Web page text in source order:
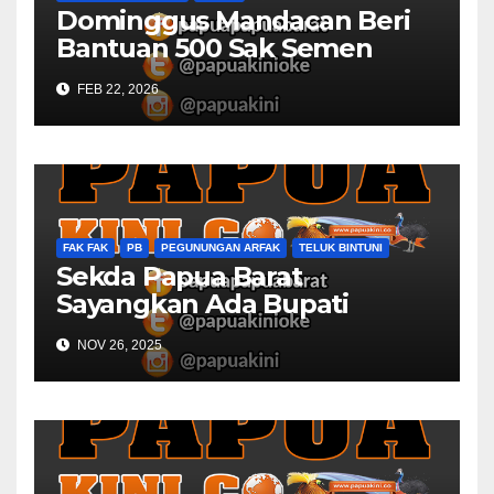
Dominggus Mandacan Beri
Bantuan 500 Sak Semen
GPKAI Yerusalem Mbondidip
FEB 22, 2026
FAK FAK PB PEGUNUNGAN ARFAK TELUK BINTUNI
Sekda Papua Barat
Sayangkan Ada Bupati
Belum Sempat Hadir Rapat
Monev dan Asistensi APBD
2025
NOV 26, 2025